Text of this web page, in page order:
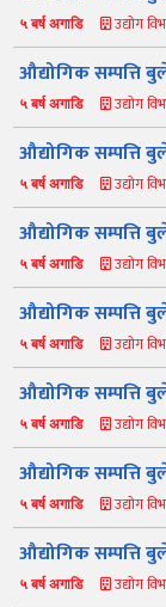
५ बर्ष अगाडि उद्योग
औद्योगिक सम्पत्ति
५ बर्ष अगाडि उद्योग
औद्योगिक सम्पत्ति
५ बर्ष अगाडि उद्योग
औद्योगिक सम्पत्ति
५ बर्ष अगाडि उद्योग
औद्योगिक सम्पत्ति
५ बर्ष अगाडि उद्योग
औद्योगिक सम्पत्ति
५ बर्ष अगाडि उद्योग
औद्योगिक सम्पत्ति
५ बर्ष अगाडि उद्योग
औद्योगिक सम्पत्ति
५ बर्ष अगाडि उद्योग